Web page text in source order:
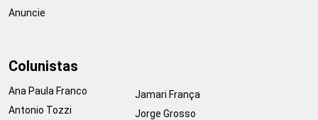
Anuncie
Colunistas
Ana Paula Franco
Antonio Tozzi
Jamari França
Jorge Grosso